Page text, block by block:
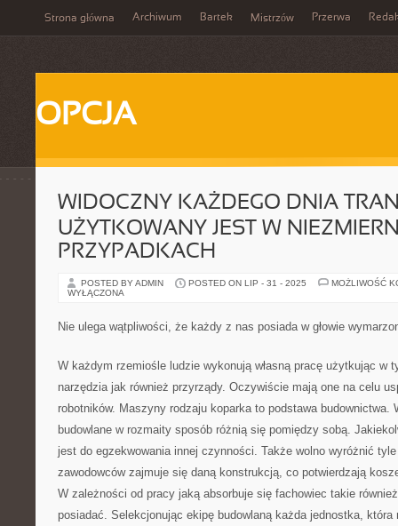
Strona główna Archiwum Bartek Mistrzów Przerwa
OPCJA
WIDOCZNY KAŻDEGO DNIA
UŻYTKOWANY JEST W
PRZYPADKACH
POSTED BY ADMIN POSTED ON LIP - 31 - 2025
MOŻLIWOŚĆ
WYŁĄCZONA
Nie ulega wątpliwości, że każdy z nas posiada w głowie
W każdym rzemiośle ludzie wykonują własną pracę użytkując w
narzędzia jak również przyrządy. Oczywiście mają one na celu
robotników. Maszyny rodzaju koparka to podstawa budownictwa.
budowlane w rozmaity sposób różnią się pomiędzy sobą.
jest do egzekwowania innej czynności. Także wolno wyróżnić
zawodowców zajmuje się daną konstrukcją, co potwierdzają
W zależności od pracy jaką absorbuje się fachowiec takie
posiadać. Selekcjonując ekipę budowlaną każda jednostka, która